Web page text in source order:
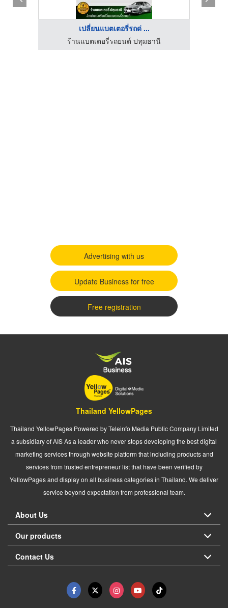
เปลี่ยนแบตเตอรี่รถด่ ...
ร้านแบตเตอรี่รถยนต์ ปทุมธานี
Advertising with us
Update Business for free
Free registration
Thailand YellowPages
Thailand YellowPages Powered by Teleinfo Media Public Company Limited
a subsidiary of AIS As a leader who never stops developing the best digital
marketing services through website platform that including products and
services from trusted entrepreneur list that have been verified by
YellowPages and display on all business categories in Thailand. We deliver
service beyond expectation from professional team.
About Us
Our products
Contact Us